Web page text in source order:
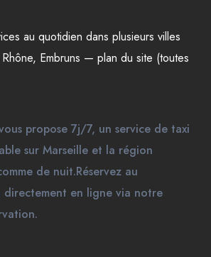
au quotidien dans plusieurs villes
, Embruns — plan du site (toutes
propose 7j/7, un service de taxi
sur Marseille et la région
de nuit.Réservez au
en ligne via notre